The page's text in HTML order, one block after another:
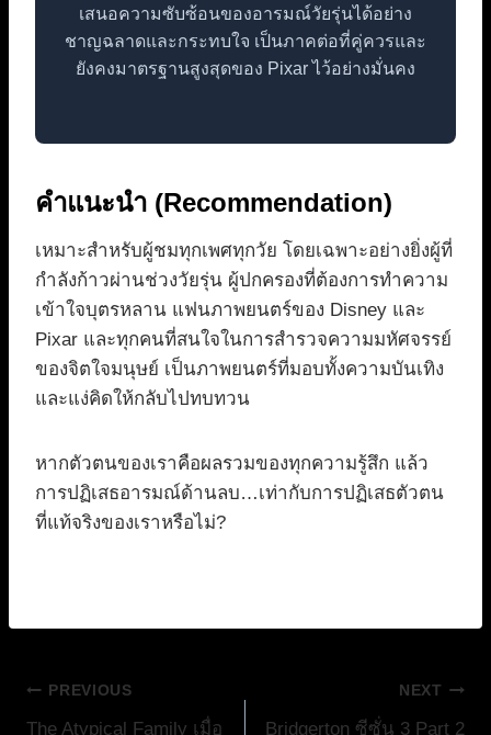
เสนอความซับซ้อนของอารมณ์วัยรุ่นได้อย่าง
ชาญฉลาดและกระทบใจ เป็นภาคต่อที่คู่ควรและ
ยังคงมาตรฐานสูงสุดของ Pixar ไว้อย่างมั่นคง
คำแนะนำ (Recommendation)
เหมาะสำหรับผู้ชมทุกเพศทุกวัย โดยเฉพาะอย่างยิ่งผู้ที่
กำลังก้าวผ่านช่วงวัยรุ่น ผู้ปกครองที่ต้องการทำความ
เข้าใจบุตรหลาน แฟนภาพยนตร์ของ Disney และ
Pixar และทุกคนที่สนใจในการสำรวจความมหัศจรรย์
ของจิตใจมนุษย์ เป็นภาพยนตร์ที่มอบทั้งความบันเทิง
และแง่คิดให้กลับไปทบทวน
หากตัวตนของเราคือผลรวมของทุกความรู้สึก แล้ว
การปฏิเสธอารมณ์ด้านลบ…เท่ากับการปฏิเสธตัวตน
ที่แท้จริงของเราหรือไม่?
แนะแนว
PREVIOUS
The Atypical Family เมื่อ
NEXT
Bridgerton ซีซั่น 3 Part 2